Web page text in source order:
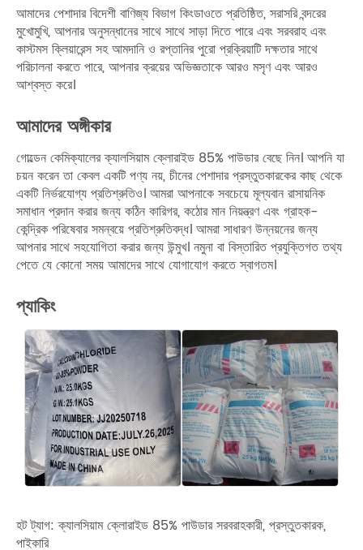
আমাদের পেশাদার বিদেশী বাণিজ্য বিভাগ কিংডাওতে প্রতিষ্ঠিত, সরাসরি বন্দরের
মুখোমুখি, আপনার অনুসন্ধানের সাথে সাথে সাড়া দিতে পারে এবং সরবরাহ এবং
কাস্টমস ক্লিয়ারেন্স সহ আমদানি ও রপ্তানির পুরো প্রক্রিয়াটি দক্ষতার সাথে
পরিচালনা করতে পারে, আপনার ক্রয়ের অভিজ্ঞতাকে আরও মসৃণ এবং আরও
আশ্বস্ত করে।
আমাদের অঙ্গীকার
গোল্ডেন কেমিক্যালের ক্যালসিয়াম ক্লোরাইড 85% পাউডার বেছে নিন। আপনি যা
চয়ন করেন তা কেবল একটি পণ্য নয়, চীনের পেশাদার প্রস্তুতকারকের কাছ থেকে
একটি নির্ভরযোগ্য প্রতিশ্রুতিও। আমরা আপনাকে সবচেয়ে মূল্যবান রাসায়নিক
সমাধান প্রদান করার জন্য কঠিন কারিগর, কঠোর মান নিয়ন্ত্রণ এবং গ্রাহক-
কেন্দ্রিক পরিষেবার সমন্বয়ে প্রতিশ্রুতিবদ্ধ। আমরা সাধারণ উন্নয়নের জন্য
আপনার সাথে সহযোগিতা করার জন্য উন্মুখ। নমুনা বা বিস্তারিত প্রযুক্তিগত তথ্য
পেতে যে কোনো সময় আমাদের সাথে যোগাযোগ করতে স্বাগতম।
প্যাকিং
হট ট্যাগ: ক্যালসিয়াম ক্লোরাইড 85% পাউডার সরবরাহকারী, প্রস্তুতকারক,
পাইকারি